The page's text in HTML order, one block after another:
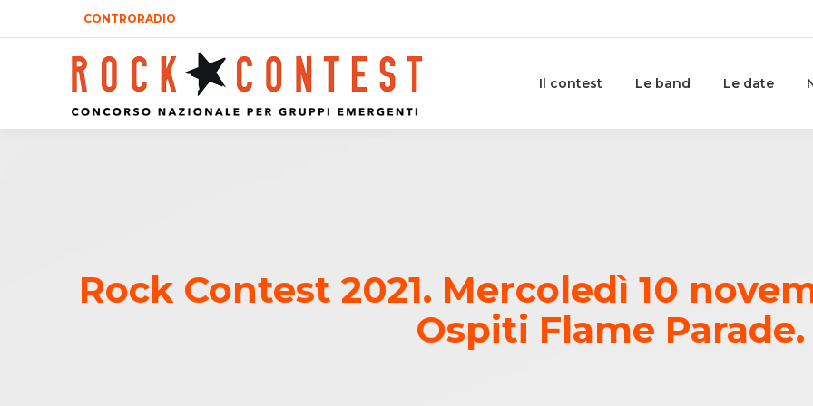
CONTRORADIO
Il contest Le band Le date
Rock Contest 2021. Mercoledì 10
Ospiti Flame Parade.